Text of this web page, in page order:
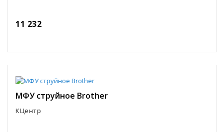
11 232
МФУ струйное Brother
КЦентр